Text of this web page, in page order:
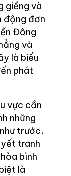
giềng và
động đơn
Đông
và
là biểu
phát
vực cần
những
trước,
tranh
bình
là